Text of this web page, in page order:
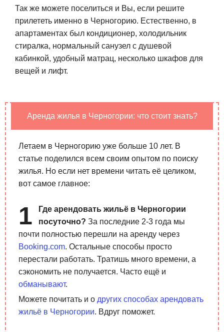
Так же можете поселиться и Вы, если решите
прилететь именно в Черногорию. Естественно, в
апартаментах был кондиционер, холодильник
стиралка, нормальный санузел с душевой
кабинкой, удобный матрац, несколько шкафов для
вещей и лифт.
Аренда жилья в Черногории: что стоит знать?
Летаем в Черногорию уже больше 10 лет. В
статье поделился всем своим опытом по поиску
жилья. Но если нет времени читать её целиком,
вот самое главное:
Где арендовать жильё в Черногории
посуточно? За последние 2-3 года мы
почти полностью перешли на аренду через
Booking.com. Остальные способы просто
перестали работать. Тратишь много времени, а
сэкономить не получается. Часто ещё и
обманывают.
Можете почитать и о других способах арендовать
жильё в Черногории. Вдруг поможет.